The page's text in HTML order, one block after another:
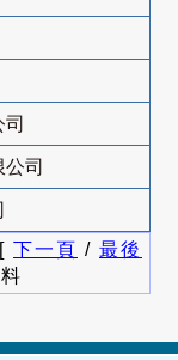
司
[ 下一頁 / 最後